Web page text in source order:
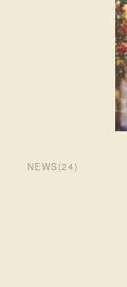
NEWS (24)